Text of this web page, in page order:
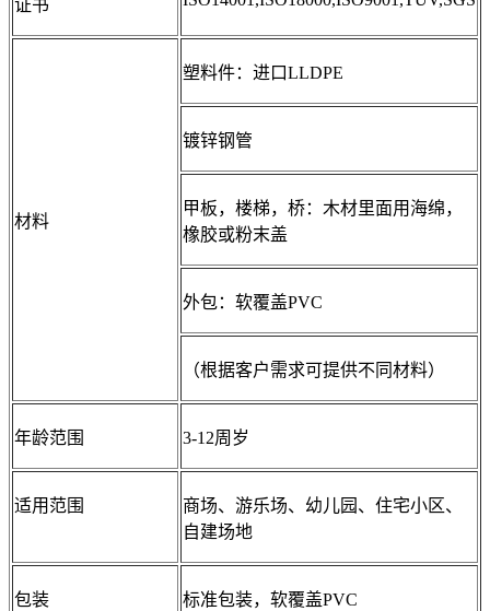
证书
材料
塑料件：进口LLDPE
镀锌钢管
甲板，楼梯，桥：木材里面用海绵，
橡胶或粉末盖
外包：软覆盖PVC
（根据客户需求可提供不同材料）
年龄范围 3-12周岁
适用范围
商场、游乐场、幼儿园、住宅小区、
自建场地
包装 标准包装，软覆盖PVC